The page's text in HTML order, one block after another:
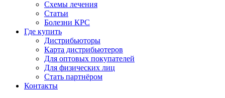
Схемы лечения
Статьи
Болезни КРС
Где купить
Дистрибьюторы
Карта дистрибьютеров
Для оптовых покупателей
Для физических лиц
Стать партнёром
Контакты